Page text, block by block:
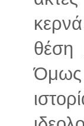
θέση
Όμως